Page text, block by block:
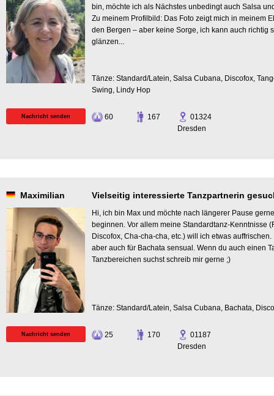
bin, möchte ich als Nächstes unbedingt auch Salsa
Zu meinem Profilbild: Das Foto zeigt mich in meinem
den Bergen – aber keine Sorge, ich kann auch richtig
glänzen...
Tänze: Standard/Latein, Salsa Cubana, Discofox,
Swing, Lindy Hop
Nachricht senden 60 167
01324
Dresden
Maximilian Vielseitig interessierte Tanzpartnerin
Hi, ich bin Max und möchte nach längerer Pause
beginnen. Vor allem meine Standardtanz-Kenntnisse
Discofox, Cha-cha-cha, etc.) will ich etwas
aber auch für Bachata sensual. Wenn du auch einen
Tanzbereichen suchst schreib mir gerne ;)
Tänze: Standard/Latein, Salsa Cubana, Bachata,
Nachricht senden 25 170
01187
Dresden